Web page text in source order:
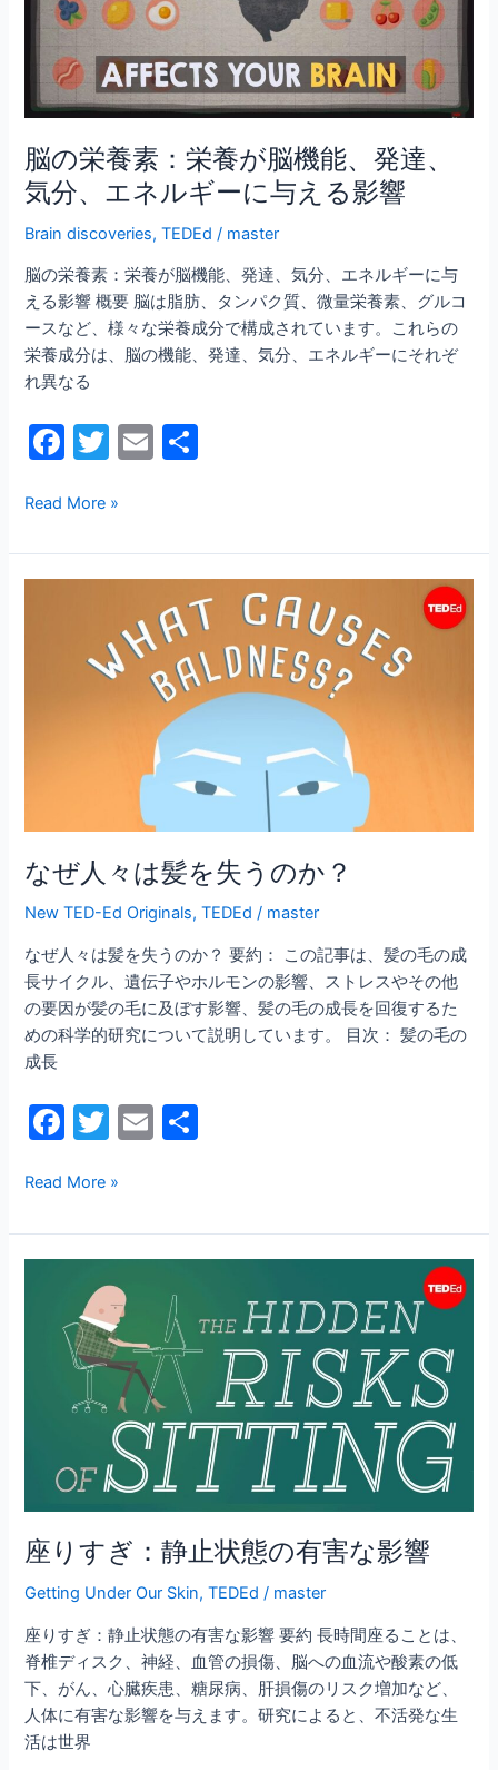
脳の栄養素：栄養が脳機能、発達、
気分、エネルギーに与える影響
Brain discoveries,TEDEd / master
脳の栄養素：栄養が脳機能、発達、気分、エネルギーに与
える影響 概要 脳は脂肪、タンパク質、微量栄養素、グルコ
ースなど、様々な栄養成分で構成されています。これらの
栄養成分は、脳の機能、発達、気分、エネルギーにそれぞ
れ異なる
F
c
e
b
o
T
itt
er
E
l
機
能、
発
達、
気
エ
ネ
ル
ギ
ー
与
え
る
Read More »
なぜ人々は髪を失うのか？
New TED-Ed Originals,TEDEd / master
なぜ人々は髪を失うのか？ 要約： この記事は、髪の毛の成
長サイクル、遺伝子やホルモンの影響、ストレスやその他
の要因が髪の毛に及ぼす影響、髪の毛の成長を回復するた
めの科学的研究について説明しています。 目次： 髪の毛の
成長
F
c
e
b
o
o
k
T
itt
er
E
l
か？
Read More »
座りすぎ：静止状態の有害な影響
Getting Under Our Skin,TEDEd / master
座りすぎ：静止状態の有害な影響 要約 長時間座ることは、
脊椎ディスク、神経、血管の損傷、脳への血流や酸素の低
下、がん、心臓疾患、糖尿病、肝損傷のリスク増加など、
人体に有害な影響を与えます。研究によると、不活発な生
活は世界
有
害
な
影